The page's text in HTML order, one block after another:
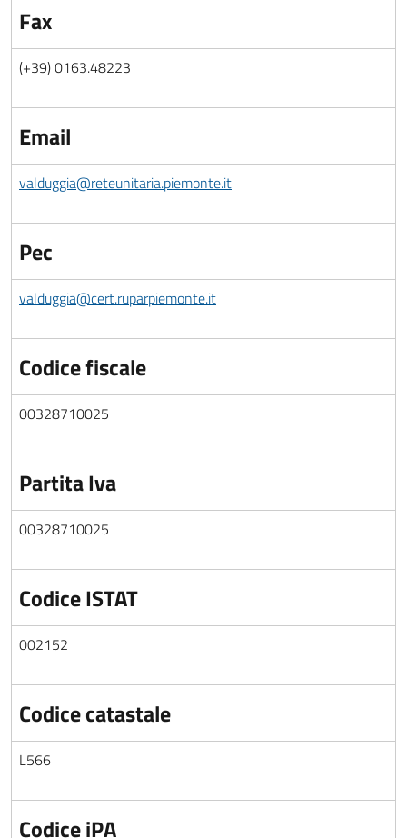
Fax
(+39) 0163.48223
Email
valduggia@reteunitaria.piemonte.it
Pec
valduggia@cert.ruparpiemonte.it
Codice fiscale
00328710025
Partita Iva
00328710025
Codice ISTAT
002152
Codice catastale
L566
Codice iPA